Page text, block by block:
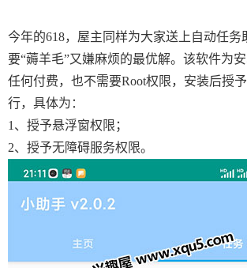
今年的618，屋主同样为大家送上自动任务
要“薅羊毛”又嫌麻烦的最优解。该软件为
任何付费，也不需要Root权限，安装后授
行，具体为：
1、授予悬浮窗权限；
2、授予无障碍服务权限。